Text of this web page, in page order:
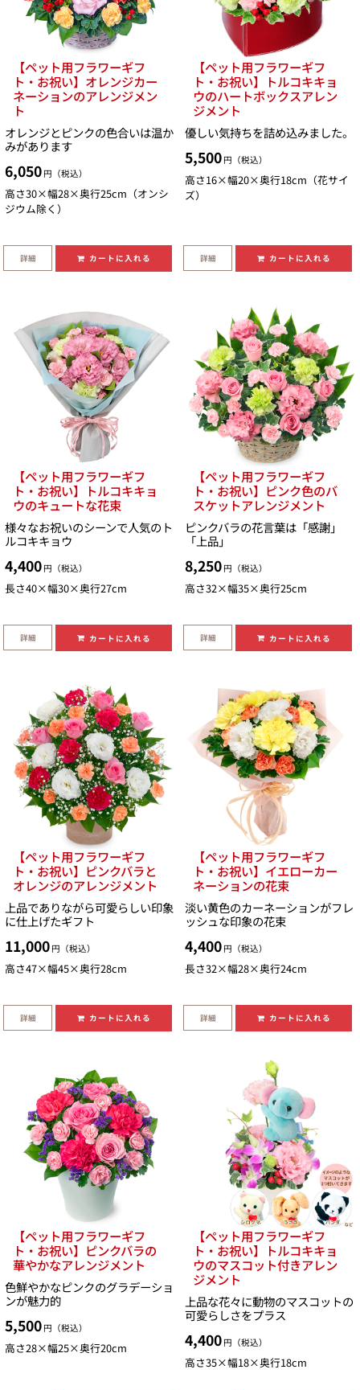
【ペット用フラワーギフ
ト・お祝い】オレンジカー
ネーションのアレンジメン
ト
オレンジとピンクの色合いは温か
みがあります
6,050 円（税込）
高さ30×幅28×奥行25cm（オンシ
ジウム除く）
詳細 カートに入れる
【ペット用フラワーギフ
ト・お祝い】トルコキキョ
ウのハートボックスアレン
ジメント
優しい気持ちを詰め込みました。
5,500 円（税込）
高さ16×幅20×奥行18cm（花サイ
ズ）
詳細 カートに入れる
【ペット用フラワーギフ
ト・お祝い】トルコキキョ
ウのキュートな花束
様々なお祝いのシーンで人気のト
ルコキキョウ
4,400 円（税込）
長さ40×幅30×奥行27cm
詳細 カートに入れる
【ペット用フラワーギフ
ト・お祝い】ピンク色のバ
スケットアレンジメント
ピンクバラの花言葉は「感謝」
「上品」
8,250 円（税込）
高さ32×幅35×奥行25cm
詳細 カートに入れる
【ペット用フラワーギフ
ト・お祝い】ピンクバラと
オレンジのアレンジメント
上品でありながら可愛らしい印象
に仕上げたギフト
11,000 円（税込）
高さ47×幅45×奥行28cm
詳細 カートに入れる
【ペット用フラワーギフ
ト・お祝い】イエローカー
ネーションの花束
淡い黄色のカーネーションがフレ
ッシュな印象の花束
4,400 円（税込）
長さ32×幅28×奥行24cm
詳細 カートに入れる
【ペット用フラワーギフ
ト・お祝い】ピンクバラの
華やかなアレンジメント
色鮮やかなピンクのグラデーショ
ンが魅力的
5,500 円（税込）
高さ28×幅25×奥行20cm
【ペット用フラワーギフ
ト・お祝い】トルコキキョ
ウのマスコット付きアレン
ジメント
上品な花々に動物のマスコットの
可愛らしさをプラス
4,400 円（税込）
高さ35×幅18×奥行18cm